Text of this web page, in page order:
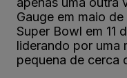
Gauge em maio
Super Bowl em 11
liderando por uma
pequena de cerca